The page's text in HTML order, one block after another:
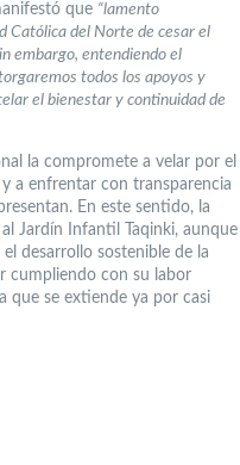
que “lamento
Católica del Norte de cesar el
embargo, entendiendo el
todos los apoyos y
el bienestar y continuidad de
la compromete a velar por el
a enfrentar con transparencia
En este sentido, la
Jardín Infantil Taqinki, aunque
desarrollo sostenible de la
cumpliendo con su labor
que se extiende ya por casi